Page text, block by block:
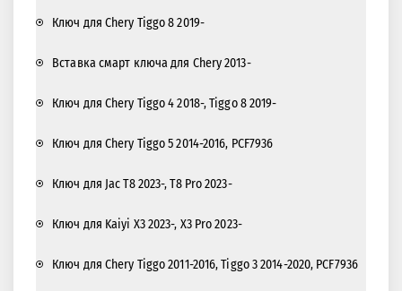
Ключ для Chery Tiggo 8 2019-
Вставка смарт ключа для Chery 2013-
Ключ для Chery Tiggo 4 2018-, Tiggo 8 2019-
Ключ для Chery Tiggo 5 2014-2016, PCF7936
Ключ для Jac T8 2023-, T8 Pro 2023-
Ключ для Kaiyi X3 2023-, X3 Pro 2023-
Ключ для Chery Tiggo 2011-2016, Tiggo 3 2014-2020, PCF7936